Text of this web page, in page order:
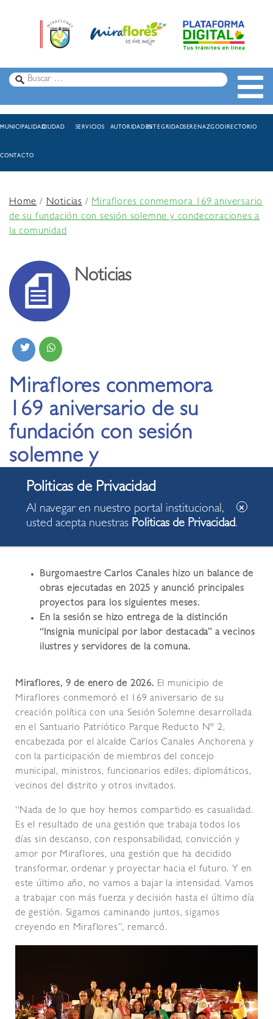
MUNICIPALIDADCIUDAD SERVICIOS AUTORIDADESINTEGRIDADSERENAZGODIRECTORIO
CONTACTO
Home/Noticias /Miraflores conmemora 169 aniversario
de su fundación con sesión solemne y condecoraciones a
la comunidad
Noticias
Miraflores conmemora
169 aniversario de su
fundación con sesión
solemne y
condecoraciones a la
comunidad
Burgomaestre Carlos Canales hizo un balance de
obras ejecutadas en 2025 y anunció principales
proyectos para los siguientes meses.
En la sesión se hizo entrega de la distinción
“Insignia municipal por labor destacada” a vecinos
ilustres y servidores de la comuna.
Miraflores, 9 de enero de 2026. El municipio de
Miraflores conmemoró el 169 aniversario de su
creación política con una Sesión Solemne desarrollada
en el Santuario Patriótico Parque Reducto Nº 2,
encabezada por el alcalde Carlos Canales Anchorena y
con la participación de miembros del concejo
municipal, ministros, funcionarios ediles, diplomáticos,
vecinos del distrito y otros invitados.
“Nada de lo que hoy hemos compartido es casualidad.
Es el resultado de una gestión que trabaja todos los
días sin descanso, con responsabilidad, convicción y
amor por Miraflores, una gestión que ha decidido
transformar, ordenar y proyectar hacia el futuro. Y en
este último año, no vamos a bajar la intensidad. Vamos
a trabajar con más fuerza y decisión hasta el último día
de gestión. Sigamos caminando juntos, sigamos
creyendo en Miraflores”, remarcó.
Al navegar en nuestro portal institucional,
usted acepta nuestras Politicas de Privacidad.